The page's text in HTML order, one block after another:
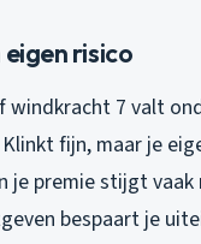
risico
windkracht 7 valt
fijn, maar je
je premie stijgt vaak
bespaart je